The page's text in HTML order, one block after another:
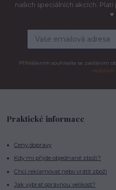
našich speciálních akcích.
♥
Přihlášením souhlasíte se zasíláním
osobních
Praktické informace
Ceny dopravy
Kdy mi přijde objednané zboží?
Chci reklamovat nebo vrátit zboží
Jak vybrat správnou velikost?